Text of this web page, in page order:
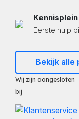
Kennisplein
Eerste hulp
Bekijk alle
Wij zijn aangesloten
bij